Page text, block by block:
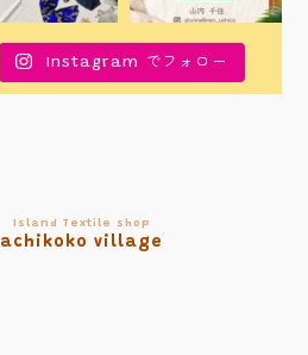
Island Textile shop
achikoko village
Instagram でフォロー